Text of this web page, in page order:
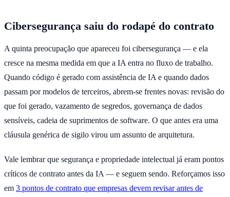
Cibersegurança saiu do rodapé do contrato
A quinta preocupação que apareceu foi cibersegurança — e ela
cresce na mesma medida em que a IA entra no fluxo de trabalho.
Quando código é gerado com assistência de IA e quando dados
passam por modelos de terceiros, abrem-se frentes novas: revisão do
que foi gerado, vazamento de segredos, governança de dados
sensíveis, cadeia de suprimentos de software. O que antes era uma
cláusula genérica de sigilo virou um assunto de arquitetura.
Vale lembrar que segurança e propriedade intelectual já eram pontos
críticos de contrato antes da IA — e seguem sendo. Reforçamos isso
em 3 pontos de contrato que empresas devem revisar antes de